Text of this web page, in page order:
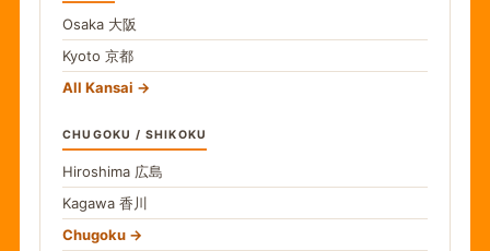
Osaka 大阪
Kyoto 京都
All Kansai
CHUGOKU / SHIKOKU
Hiroshima 広島
Kagawa 香川
Chugoku